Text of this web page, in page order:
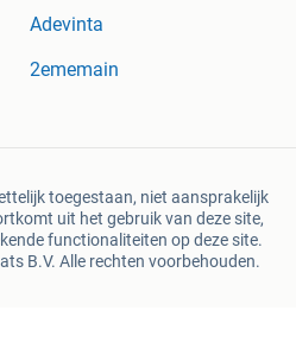
Adevinta
2ememain
toegestaan, niet aansprakelijk
uit het gebruik van deze site,
functionaliteiten op deze site.
B.V. Alle rechten voorbehouden.